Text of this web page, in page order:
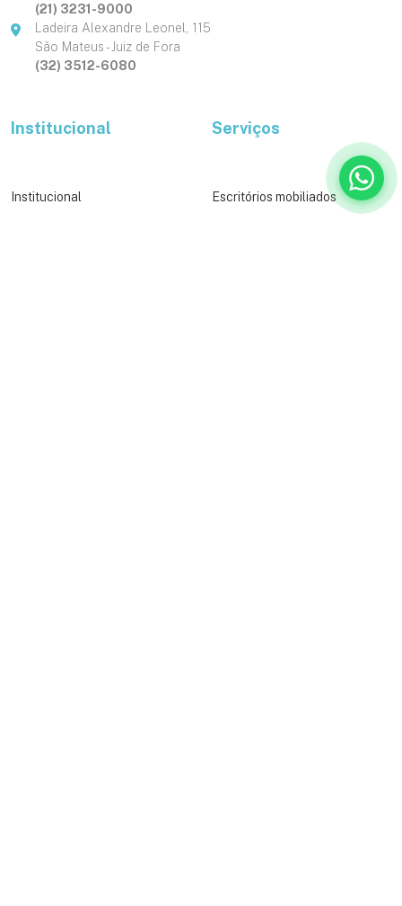
(21) 3231-9000
Ladeira Alexandre Leonel, 115
São Mateus - Juiz de Fora
(32) 3512-6080
Institucional
Institucional
Serviços
Escritórios mobiliados